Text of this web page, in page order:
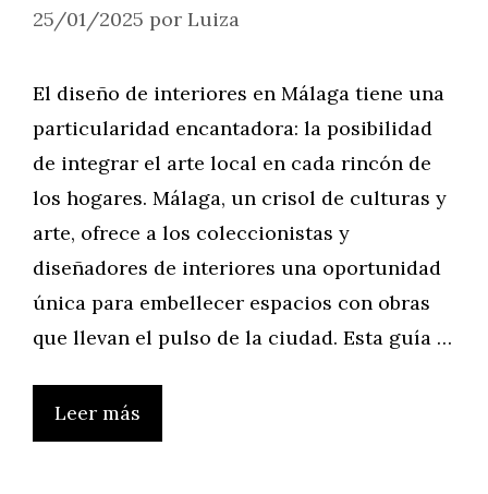
25/01/2025 por Luiza
El diseño de interiores en Málaga tiene una
particularidad encantadora: la posibilidad
de integrar el arte local en cada rincón de
los hogares. Málaga, un crisol de culturas y
arte, ofrece a los coleccionistas y
diseñadores de interiores una oportunidad
única para embellecer espacios con obras
que llevan el pulso de la ciudad. Esta guía …
Leer más